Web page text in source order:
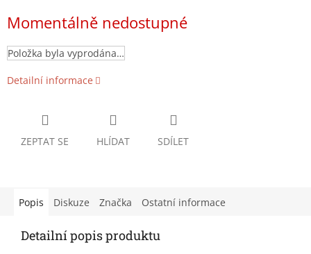
cena:
Momentálně nedostupné
Položka byla vyprodána…
Detailní informace
ZEPTAT SE HLÍDAT SDÍLET
Popis Diskuze Značka Ostatní informace
Detailní popis produktu